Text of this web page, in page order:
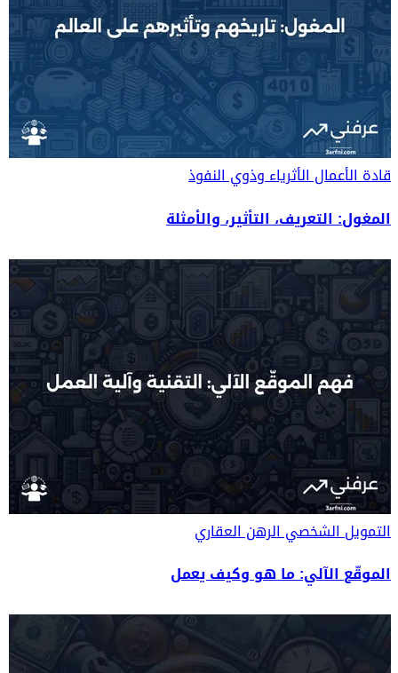
قادة الأعمالالأثرياء وذوي النفوذ
المغول: التعريف، التأثير، والأمثلة
التمويل الشخصيالرهن العقاري
الموقّع الآلي: ما هو وكيف يعمل